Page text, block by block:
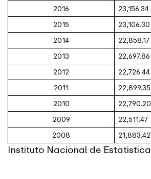
2016
23,156.34
2015
23,106.30
2014
22,858.17
2013
22,697.86
2012
22,726.44
2011
22,899.35
2010
22,790.20
2009
22,511.47
2008
21,883.42
Instituto Nacional de Estatistica